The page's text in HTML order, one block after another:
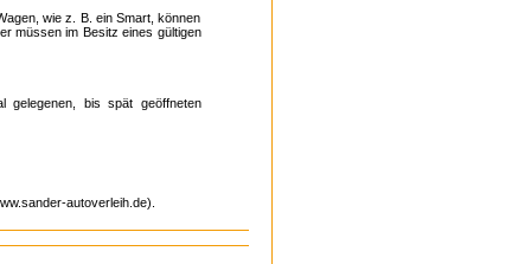
wie z. B. ein Smart, können
müssen im Besitz eines gültigen
gelegenen, bis spät geöffneten
autoverleih.de).